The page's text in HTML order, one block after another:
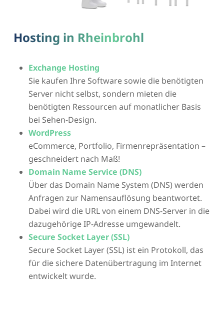
Hosting in Rheinbrohl
Exchange Hosting
Sie kaufen Ihre Software sowie die benötigten
Server nicht selbst, sondern mieten die
benötigten Ressourcen auf monatlicher Basis
bei Sehen-Design.
WordPress
eCommerce, Portfolio, Firmenrepräsentation –
geschneidert nach Maß!
Domain Name Service (DNS)
Über das Domain Name System (DNS) werden
Anfragen zur Namensauflösung beantwortet.
Dabei wird die URL von einem DNS-Server in die
dazugehörige IP-Adresse umgewandelt.
Secure Socket Layer (SSL)
Secure Socket Layer (SSL) ist ein Protokoll, das
für die sichere Datenübertragung im Internet
entwickelt wurde.